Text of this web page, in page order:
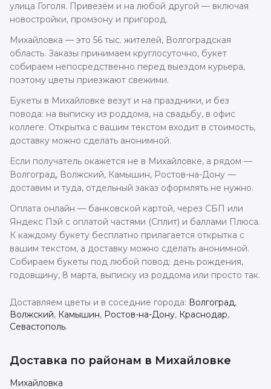
улица Гоголя. Привезём и на любой другой — включая
новостройки, промзону и пригород.
Михайловка — это 56 тыс. жителей, Волгоградская
область. Заказы принимаем круглосуточно, букет
собираем непосредственно перед выездом курьера,
поэтому цветы приезжают свежими.
Букеты в Михайловке везут и на праздники, и без
повода: на выписку из роддома, на свадьбу, в офис
коллеге. Открытка с вашим текстом входит в стоимость,
доставку можно сделать анонимной.
Если получатель окажется не в Михайловке, а рядом —
Волгоград, Волжский, Камышин, Ростов-на-Дону —
доставим и туда, отдельный заказ оформлять не нужно.
Оплата онлайн — банковской картой, через СБП или
Яндекс Пэй с оплатой частями (Сплит) и баллами Плюса.
К каждому букету бесплатно прилагается открытка с
вашим текстом, а доставку можно сделать анонимной.
Собираем букеты под любой повод: день рождения,
годовщину, 8 марта, выписку из роддома или просто так.
Доставляем цветы и в соседние города: Волгоград,
Волжский, Камышин, Ростов-на-Дону, Краснодар,
Севастополь.
Доставка по районам в Михайловке
Михайловка